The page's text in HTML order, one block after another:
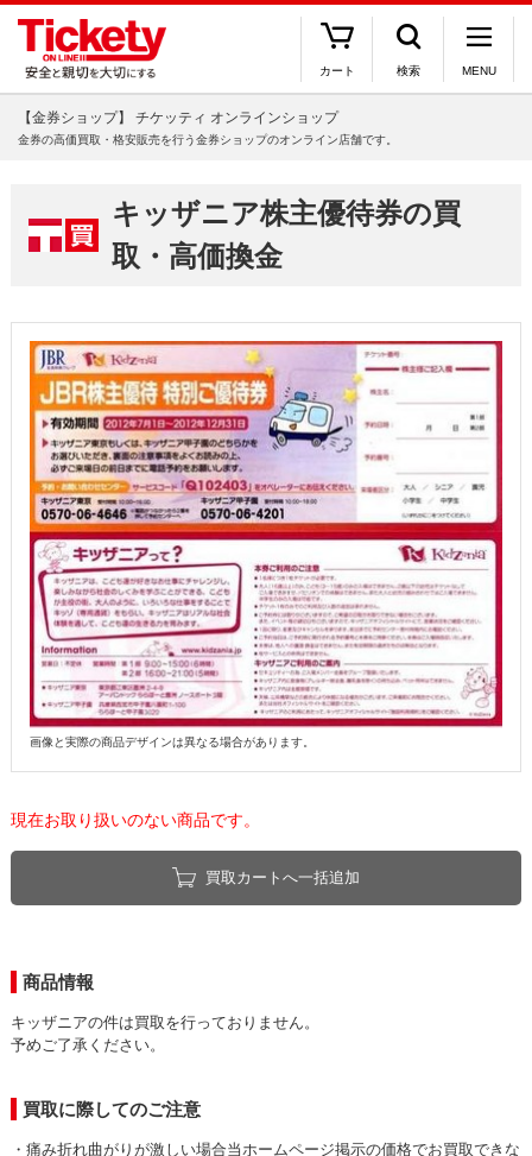
カート 検索 MENU
【金券ショップ】 チケッティ オンラインショップ
金券の高価買取・格安販売を行う金券ショップのオンライン店舗です。
キッザニア株主優待券の買
取・高価換金
画像と実際の商品デザインは異なる場合があります。
現在お取り扱いのない商品です。
買取カートへ一括追加
商品情報
キッザニアの件は買取を行っておりません。
予めご了承ください。
買取に際してのご注意
・痛み折れ曲がりが激しい場合当ホームページ掲示の価格でお買取できな